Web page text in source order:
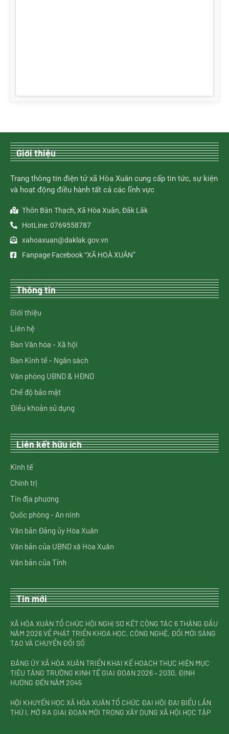
Giới thiệu
Trang thông tin điện tử xã Hòa Xuân cung cấp tin tức, sự kiện
và hoạt động điều hành tất cả các lĩnh vực
Thôn Bàn Thạch, Xã Hòa Xuân, Đắk Lắk
HotLine: 0769558787
xahoaxuan@daklak.gov.vn
Fanpage Facebook “XÃ HOÀ XUÂN”
Thông tin
Giới thiệu
Liên hệ
Ban Văn hóa - Xã hội
Ban Kinh tế - Ngân sách
Văn phòng UBND & HĐND
Chế độ bảo mật
Điều khoản sử dụng
Liên kết hữu ích
Kinh tế
Chính trị
Tin địa phương
Quốc phòng - An ninh
Văn bản Đảng ủy Hòa Xuân
Văn bản của UBND xã Hòa Xuân
Văn bản của Tỉnh
Tin mới
XÃ HÒA XUÂN TỔ CHỨC HỘI NGHỊ SƠ KẾT CÔNG TÁC 6 THÁNG ĐẦU
NĂM 2026 VỀ PHÁT TRIỂN KHOA HỌC, CÔNG NGHỆ, ĐỔI MỚI SÁNG
TẠO VÀ CHUYỂN ĐỔI SỐ
ĐẢNG ỦY XÃ HÒA XUÂN TRIỂN KHAI KẾ HOẠCH THỰC HIỆN MỤC
TIÊU TĂNG TRƯỞNG KINH TẾ GIAI ĐOẠN 2026 – 2030, ĐỊNH
HƯỚNG ĐẾN NĂM 2045
HỘI KHUYẾN HỌC XÃ HÒA XUÂN TỔ CHỨC ĐẠI HỘI ĐẠI BIỂU LẦN
THỨ I, MỞ RA GIAI ĐOẠN MỚI TRONG XÂY DỰNG XÃ HỘI HỌC TẬP